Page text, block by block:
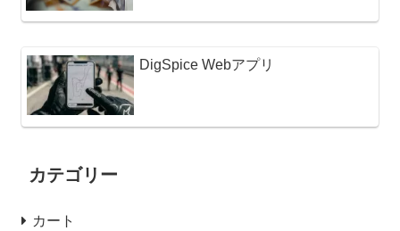
DigSpice Webアプリ
カテゴリー
カート